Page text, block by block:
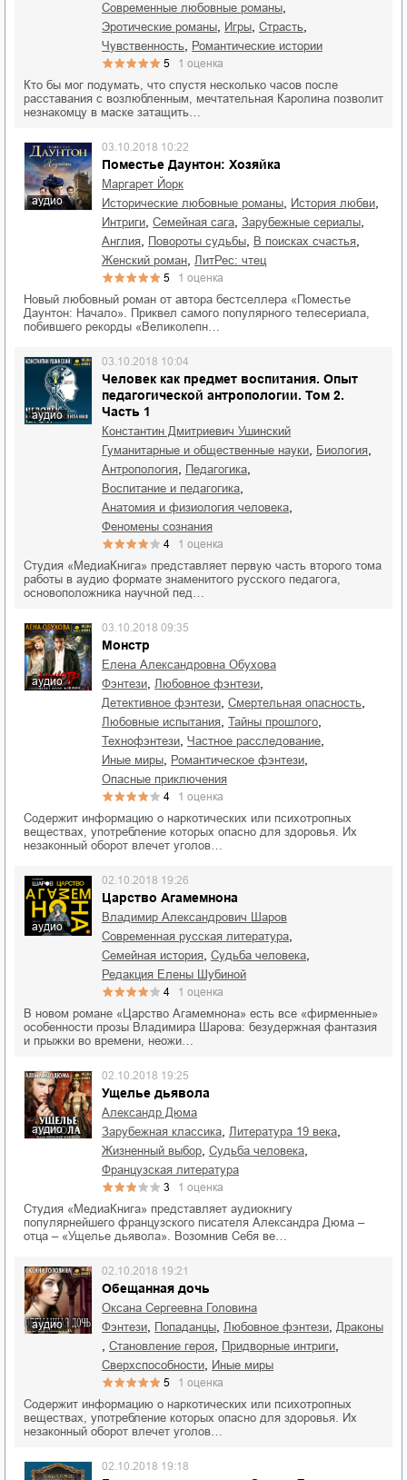
современные любовные романы
эротические романы игры страсть
чувственность романтические истории
5 1 оценка
Кто бы мог подумать, что спустя несколько часов после
расставания с возлюбленным, мечтательная Каролина позволит
незнакомцу в маске затащить…
аудио
Поместье Даунтон: Хозяйка
03.10.2018 10:22
Маргарет Йорк
исторические любовные романы
история любви
интриги семейная сага зарубежные сериалы
Англия повороты судьбы в поисках счастья
женский роман ЛитРес: чтец
5 1 оценка
Новый любовный роман от автора бестселлера «Поместье
Даунтон: Начало». Приквел самого популярного телесериала,
побившего рекорды «Великолепн…
аудио
Человек как предмет воспитания. Опыт
педагогической антропологии. Том 2.
Часть 1
03.10.2018 10:04
Константин Дмитриевич Ушинский
гуманитарные и общественные науки
биология
антропология педагогика
воспитание и педагогика
анатомия и физиология человека
феномены сознания
4 1 оценка
Студия «МедиаКнига» представляет первую часть второго тома
работы в аудио формате знаменитого русского педагога,
основоположника научной пед…
аудио
Монстр
03.10.2018 09:35
Елена Александровна Обухова
фэнтези
любовное фэнтези
детективное фэнтези смертельная опасность
любовные испытания тайны прошлого
технофэнтези частное расследование
иные миры романтическое фэнтези
опасные приключения
4 1 оценка
Содержит информацию о наркотических или психотропных
веществах, употребление которых опасно для здоровья. Их
незаконный оборот влечет уголов…
аудио
Царство Агамемнона
02.10.2018 19:26
Владимир Александрович Шаров
современная русская литература
семейная история судьба человека
редакция Елены Шубиной
4 1 оценка
В новом романе «Царство Агамемнона» есть все «фирменные»
особенности прозы Владимира Шарова: безудержная фантазия
и прыжки во времени, неожи…
аудио
Ущелье дьявола
02.10.2018 19:25
Александр Дюма
зарубежная классика
литература 19 века
жизненный выбор судьба человека
французская литература
3 1 оценка
Студия «МедиаКнига» представляет аудиокнигу
популярнейшего французского писателя Александра Дюма –
отца – «Ущелье дьявола». Возомнив Себя ве…
аудио
Обещанная дочь
02.10.2018 19:21
Оксана Сергеевна Головина
фэнтези
попаданцы любовное фэнтези драконы
становление героя придворные интриги
сверхспособности иные миры
5 1 оценка
Содержит информацию о наркотических или психотропных
веществах, употребление которых опасно для здоровья. Их
незаконный оборот влечет уголов…
02.10.2018 19:18